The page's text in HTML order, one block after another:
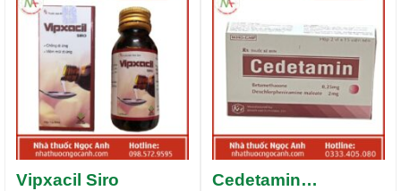
Vipxacil Siro
sao
Cedetamin